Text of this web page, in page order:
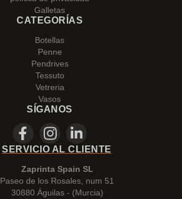
Galletas
CATEGORÍAS
Botellas
Penne
Pendrives
Tessuto
Vetreria
Vasos
SÍGANOS
SERVICIO AL CLIENTE
Zaprinta Spain SL
Paseo de los Rosales, num 51
30880 Águilas - (Murcia)